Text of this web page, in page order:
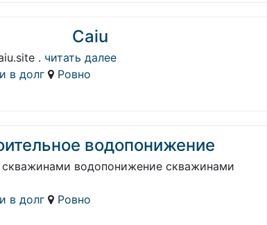
Caiu
. читать далее
в долг
Ровно
водопонижение
водопонижение скважинами
в долг
Ровно